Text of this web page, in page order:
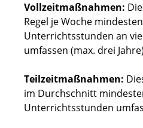
Vollzeitmaßnahmen:
Regel je Woche
Unterrichtsstunden an
umfassen (max. drei
Teilzeitmaßnahmen:
im Durchschnitt
Unterrichtsstunden